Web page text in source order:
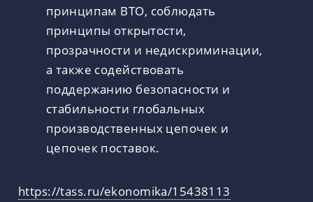
принципам ВТО, соблюдать
принципы открытости,
прозрачности и недискриминации,
а также содействовать
поддержанию безопасности и
стабильности глобальных
производственных цепочек и
цепочек поставок.
https://tass.ru/ekonomika/15438113